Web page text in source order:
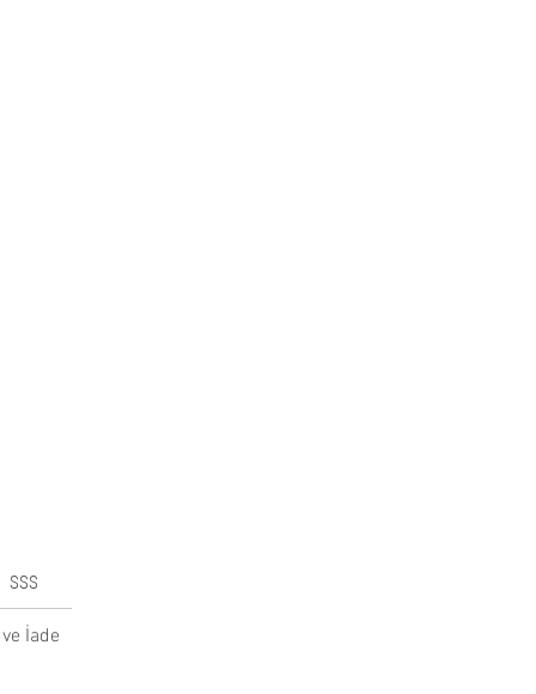
SSS
İade